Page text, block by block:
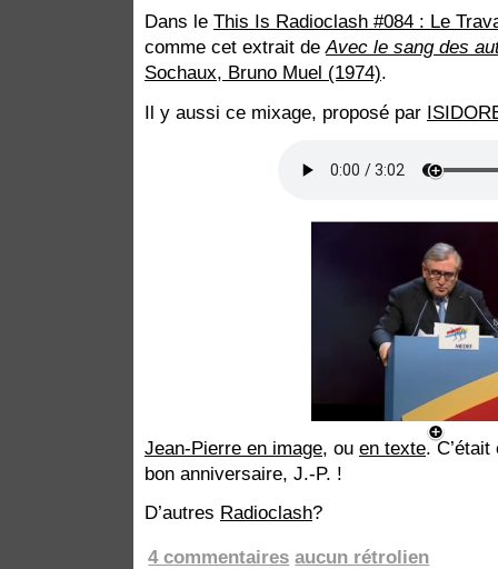
Dans le This Is Radioclash #084 : Le
comme cet extrait deAvec le sang des
Sochaux, Bruno Muel (1974).
Il y aussi ce mixage, proposé par
Jean-Pierre en image, ou en texte.
bon anniversaire, J.-P. !
D’autres Radioclash?
4 commentaires aucun rétrolien